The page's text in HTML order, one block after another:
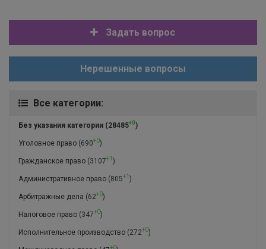
Задать вопрос
Нерешенные вопросы
Все категории:
Без указания категории (28485+0)
Уголовное право (690+0)
Гражданское право (3107+1 )
Административное право (805+1 )
Арбитражные дела (62+0)
Налоговое право (347+0)
Исполнительное производство (272+0)
+0